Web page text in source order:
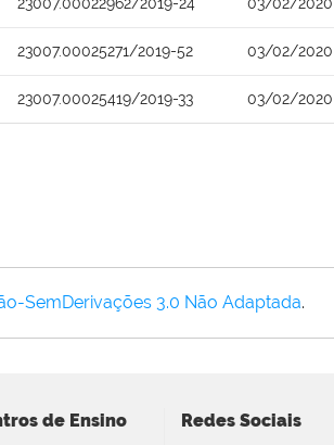
23007.00025271/2019-52 03/02/2020
23007.00025419/2019-33 03/02/2020
SemDerivações 3.0 Não Adaptada.
de Ensino Redes Sociais